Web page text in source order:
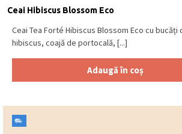
Ceai Hibiscus Blossom Eco
Ceai Tea Forté Hibiscus Blossom Eco cu bucăți
hibiscus, coajă de portocală, [...]
Adaugă în coș